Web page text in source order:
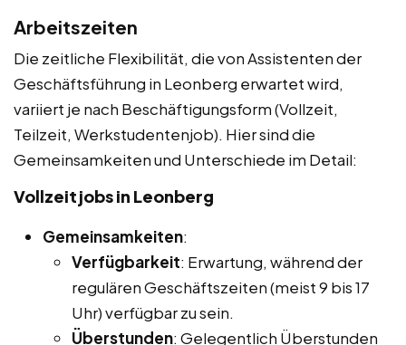
Arbeitszeiten
Die zeitliche Flexibilität, die von Assistenten der
Geschäftsführung in Leonberg erwartet wird,
variiert je nach Beschäftigungsform (Vollzeit,
Teilzeit, Werkstudentenjob). Hier sind die
Gemeinsamkeiten und Unterschiede im Detail:
Vollzeitjobs in Leonberg
Gemeinsamkeiten:
Verfügbarkeit: Erwartung, während der
regulären Geschäftszeiten (meist 9 bis 17
Uhr) verfügbar zu sein.
Überstunden: Gelegentlich Überstunden